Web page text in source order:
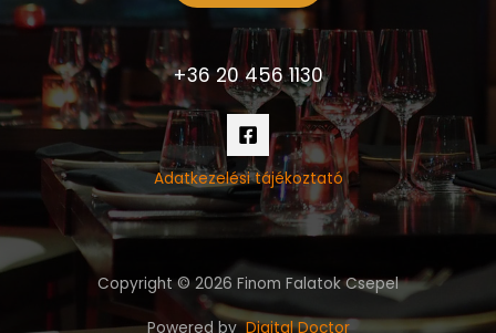
+36 20 456 1130
Adatkezelési tájékoztató
Copyright © 2026 Finom Falatok Csepel
Powered byDigital Doctor